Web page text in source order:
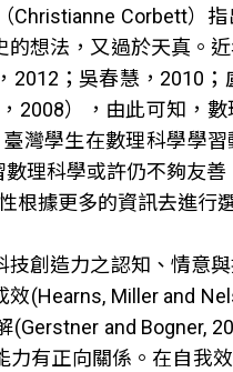
Corbett）
想法，又過於天真。
；吳春慧，2010
2008），由此可知，
灣學生在數理科學學
理科學或許仍不夠友
根據更多的資訊去進行
創造力之認知、情意
效(Hearns, Miller and
and Bogner,
有正向關係。在自我